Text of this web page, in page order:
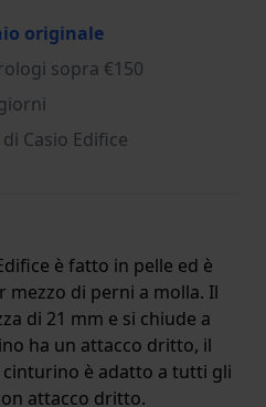
originale
sopra €150
di Casio Edifice
è fatto in pelle ed è
di perni a molla. Il
di 21 mm e si chiude a
ha un attacco dritto, il
è adatto a tutti gli
attacco dritto.